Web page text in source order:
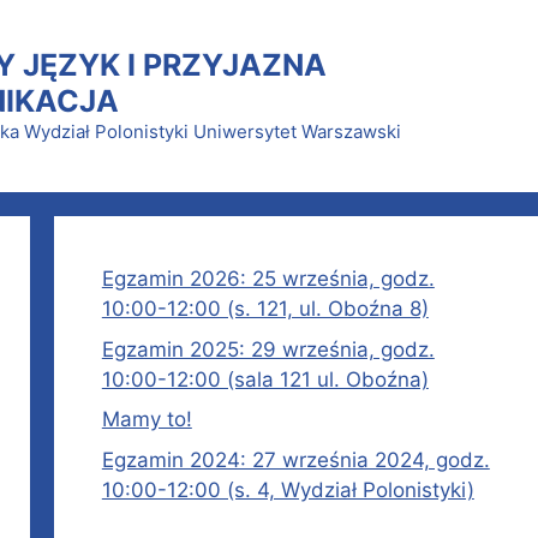
JĘZYK I PRZYJAZNA
Wydział Polonistyki Uniwersytet Warszawski
Egzamin 2026: 25 września, godz.
10:00-12:00 (s. 121, ul. Oboźna 8)
Egzamin 2025: 29 września, godz.
10:00-12:00 (sala 121 ul. Oboźna)
Mamy to!
Egzamin 2024: 27 września 2024, godz.
10:00-12:00 (s. 4, Wydział Polonistyki)